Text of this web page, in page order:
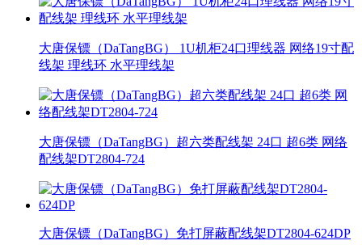
大唐保镖（DaTangBG） 1U机柜24口理线器 网络19寸配
线架 理线环 水平理线架
大唐保镖（DaTangBG）超六类配线架 24口 超6类 网络
配线架DT2804-724
大唐保镖（DaTangBG）免打屏蔽配线架DT2804-624DP